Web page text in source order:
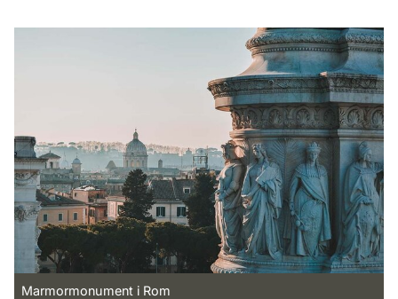
Marmormonument i Rom